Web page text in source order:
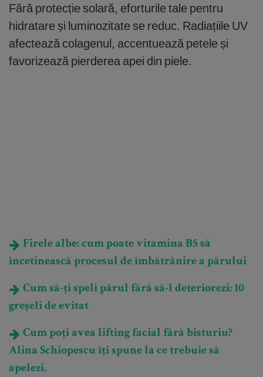
Fără protecție solară, eforturile tale pentru
hidratare și luminozitate se reduc. Radiațiile UV
afectează colagenul, accentuează petele și
favorizează pierderea apei din piele.
Firele albe: cum poate vitamina B5 să
încetinească procesul de îmbătrânire a părului
Cum să-ți speli părul fără să-l deteriorezi: 10
greșeli de evitat
Cum poți avea lifting facial fără bisturiu?
Alina Schiopescu îți spune la ce trebuie să
apelezi.